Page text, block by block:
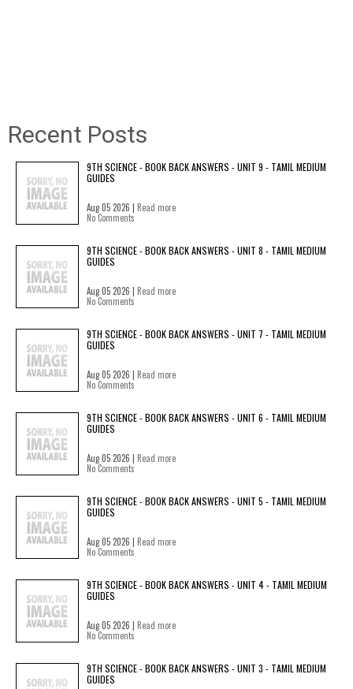
Recent Posts
9TH SCIENCE - BOOK BACK ANSWERS - UNIT 9 - TAMIL MEDIUM
GUIDES
Aug 05 2026 | Read more
No Comments
9TH SCIENCE - BOOK BACK ANSWERS - UNIT 8 - TAMIL MEDIUM
GUIDES
Aug 05 2026 | Read more
No Comments
9TH SCIENCE - BOOK BACK ANSWERS - UNIT 7 - TAMIL MEDIUM
GUIDES
Aug 05 2026 | Read more
No Comments
9TH SCIENCE - BOOK BACK ANSWERS - UNIT 6 - TAMIL MEDIUM
GUIDES
Aug 05 2026 | Read more
No Comments
9TH SCIENCE - BOOK BACK ANSWERS - UNIT 5 - TAMIL MEDIUM
GUIDES
Aug 05 2026 | Read more
No Comments
9TH SCIENCE - BOOK BACK ANSWERS - UNIT 4 - TAMIL MEDIUM
GUIDES
Aug 05 2026 | Read more
No Comments
9TH SCIENCE - BOOK BACK ANSWERS - UNIT 3 - TAMIL MEDIUM
GUIDES